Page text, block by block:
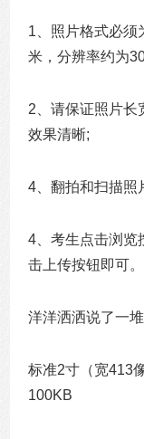
1、 照片格式必须
米，分辨率约为
2、请保证照片长
效果清晰;
4、翻拍和扫描照
4、考生点击浏览
击上传按钮即可。
洋洋洒洒说了一
标准2寸（宽413
100KB